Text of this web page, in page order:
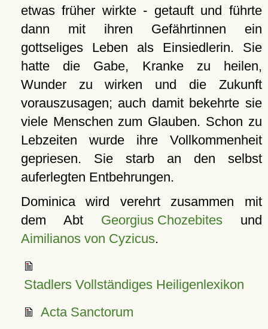
etwas früher wirkte - getauft und führte
dann mit ihren Gefährtinnen ein
gottseliges Leben als Einsiedlerin. Sie
hatte die Gabe, Kranke zu heilen,
Wunder zu wirken und die Zukunft
vorauszusagen; auch damit bekehrte sie
viele Menschen zum Glauben. Schon zu
Lebzeiten wurde ihre Vollkommenheit
gepriesen. Sie starb an den selbst
auferlegten Entbehrungen.
Dominica wird verehrt zusammen mit
dem Abt Georgius Chozebitesund
Aimilianos von Cyzicus.
Stadlers Vollständiges Heiligenlexikon
Acta Sanctorum